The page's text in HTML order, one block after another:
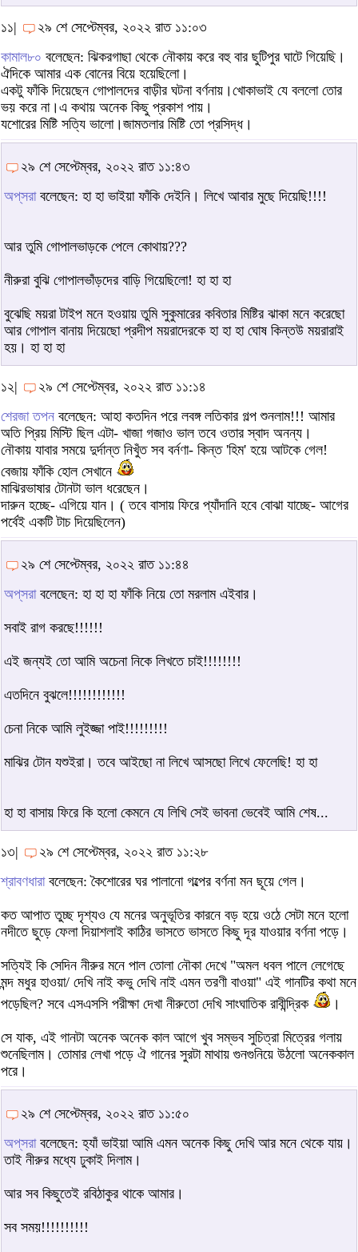
১১|
২৯ শে সেপ্টেম্বর, ২০২২ রাত ১১:০৩
কামাল৮০ বলেছেন: ঝিকরগাছা থেকে নৌকায় করে বহু বার ছুটিপুর ঘাটে গিয়েছি।
ঐদিকে আমার এক বোনের বিয়ে হয়েছিলো।
একটু ফাঁকি দিয়েছেন গোপালদের বাড়ীর ঘটনা বর্ণনায়।খোকাভাই যে বললো তোর
ভয় করে না।এ কথায় অনেক কিছু প্রকাশ পায়।
যশোরের মিষ্টি সত্যি ভালো।জামতলার মিষ্টি তো প্রসিদ্ধ।
২৯ শে সেপ্টেম্বর, ২০২২ রাত ১১:৪৩
অপ্‌সরাবলেছেন: হা হা ভাইয়া ফাঁকি দেইনি। লিখে আবার মুছে দিয়েছি!!!!
আর তুমি গোপালভাড়কে পেলে কোথায়???
নীরুরা বুঝি গোপালভাঁড়দের বাড়ি গিয়েছিলো! হা হা হা
বুঝেছি ময়রা টাইপ মনে হওয়ায় তুমি সুকুমারের কবিতার মিষ্টির ঝাকা মনে করেছো
আর গোপাল বানায় দিয়েছো প্রদীপ ময়রাদেরকে হা হা হা ঘোষ কিন্তউ ময়রারাই
হয়। হা হা হা
১২|
২৯ শে সেপ্টেম্বর, ২০২২ রাত ১১:১৪
শেরজা তপন বলেছেন: আহা কতদিন পরে লবঙ্গ লতিকার গল্প শুনলাম!!! আমার
অতি প্রিয় মিস্টি ছিল এটা- খাজা গজাও ভাল তবে ওতার স্বাদ অনন্য।
নৌকায় যাবার সময়ে দুর্দান্ত নিখুঁত সব বর্নণা- কিন্ত 'হিম' হয়ে আটকে গেল!
বেজায় ফাঁকি হোল সেখানে
মাঝিরভাষার টোনটা ভাল ধরেছেন।
দারুন হচ্ছে- এগিয়ে যান। ( তবে বাসায় ফিরে প্যাঁদানি হবে বোঝা যাচ্ছে- আগের
পর্বেই একটি টাচ দিয়েছিলেন)
২৯ শে সেপ্টেম্বর, ২০২২ রাত ১১:৪৪
অপ্‌সরাবলেছেন: হা হা হা ফাঁকি নিয়ে তো মরলাম এইবার।
সবাই রাগ করছে!!!!!!
এই জন্যই তো আমি অচেনা নিকে লিখতে চাই!!!!!!!!
এতদিনে বুঝলে!!!!!!!!!!!!
চেনা নিকে আমি লুইজ্জা পাই!!!!!!!!!
মাঝির টোন যশুইরা। তবে আইছো না লিখে আসছো লিখে ফেলেছি! হা হা
হা হা বাসায় ফিরে কি হলো কেমনে যে লিখি সেই ভাবনা ভেবেই আমি শেষ...
১৩|
২৯ শে সেপ্টেম্বর, ২০২২ রাত ১১:২৮
শ্রাবণধারাবলেছেন: কৈশোরের ঘর পালানো গল্পের বর্ণনা মন ছূয়ে গেল।
কত আপাত তুচ্ছ দৃশ্যও যে মনের অনুভূতির কারনে বড় হয়ে ওঠে সেটা মনে হলো
নদীতে ছুড়ে ফেলা দিয়াশলাই কাঠির ভাসতে ভাসতে কিছু দূর যাওয়ার বর্ণনা পড়ে।
সত্যিই কি সেদিন নীরুর মনে পাল তোলা নৌকা দেখে "অমল ধবল পালে লেগেছে
মন্দ মধুর হাওয়া/ দেখি নাই কভু দেখি নাই এমন তরণী বাওয়া" এই গানটির কথা মনে
পড়েছিল? সবে এসএসসি পরীক্ষা দেখা নীরুতো দেখি সাংঘাতিক রাবীন্দ্রিক
।
সে যাক, এই গানটা অনেক অনেক কাল আগে খুব সম্ভব সুচিত্রা মিত্রের গলায়
শুনেছিলাম। তোমার লেখা পড়ে ঐ গানের সুরটা মাথায় গুনগুনিয়ে উঠলো অনেককাল
পরে।
২৯ শে সেপ্টেম্বর, ২০২২ রাত ১১:৫০
অপ্‌সরাবলেছেন: হ্যাঁ ভাইয়া আমি এমন অনেক কিছু দেখি আর মনে থেকে যায়।
তাই নীরুর মধ্যে ঢুকাই দিলাম।
আর সব কিছুতেই রবিঠাকুর থাকে আমার।
সব সময়!!!!!!!!!!